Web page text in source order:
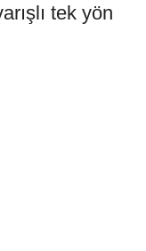
tek yön